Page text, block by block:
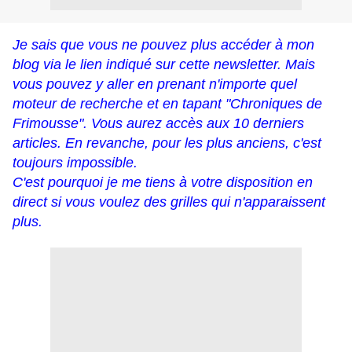
Je sais que vous ne pouvez plus accéder à mon
blog via le lien indiqué sur cette newsletter. Mais
vous pouvez y aller en prenant n'importe quel
moteur de recherche et en tapant "Chroniques de
Frimousse". Vous aurez accès aux 10 derniers
articles. En revanche, pour les plus anciens, c'est
toujours impossible.
C'est pourquoi je me tiens à votre disposition en
direct si vous voulez des grilles qui n'apparaissent
plus.